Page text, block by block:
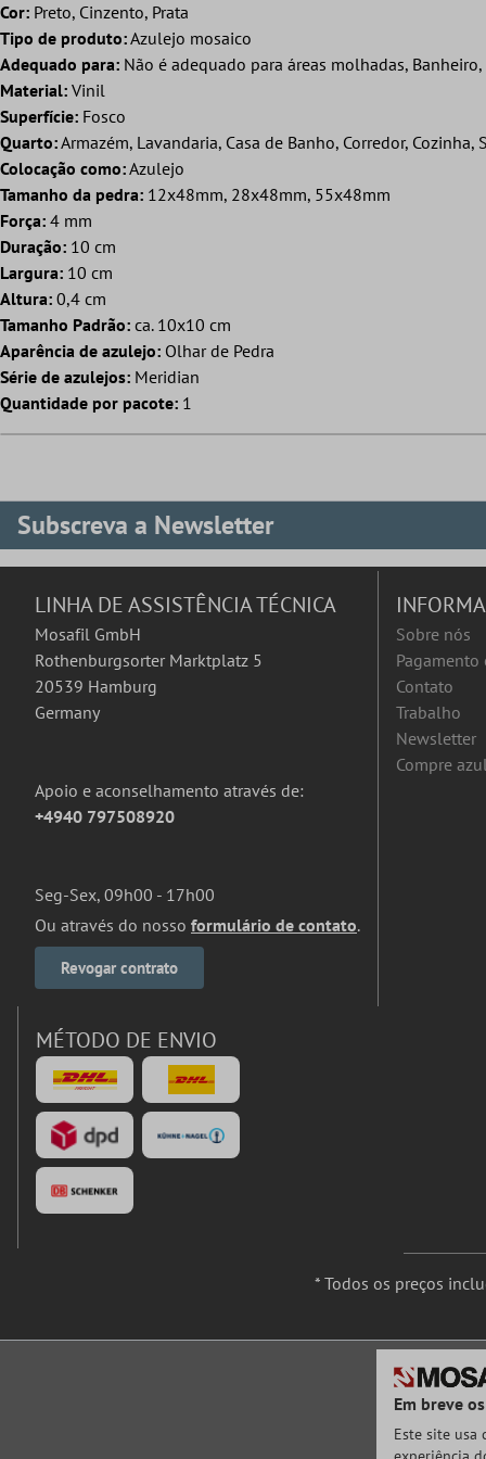
Cor: Preto, Cinzento, Prata
Tipo de produto:Azulejo mosaico
Adequado para: Não é adequado para áreas molhadas,
Material: Vinil
Superfície: Fosco
Quarto:Armazém, Lavandaria, Casa de Banho, Corredor, Cozinha,
Colocação como:Azulejo
Tamanho da pedra: 12x48mm, 28x48mm, 55x48mm
Força: 4 mm
Duração: 10 cm
Largura: 10 cm
Altura: 0,4 cm
Tamanho Padrão: ca. 10x10 cm
Aparência de azulejo: Olhar de Pedra
Série de azulejos: Meridian
Quantidade por pacote: 1
Subscreva a Newsletter
LINHA DE ASSISTÊNCIA TÉCNICA
Mosafil GmbH
Rothenburgsorter Marktplatz 5
20539 Hamburg
Germany
Apoio e aconselhamento através de:
+4940 797508920
Seg-Sex, 09h00 - 17h00
Ou através do nosso formulário de contato.
Revogar contrato
Sobre nós
Pagamento
Contato
Trabalho
Newsletter
Compre
MÉTODO DE ENVIO
* Todos os preços
Em breve
Este site usa